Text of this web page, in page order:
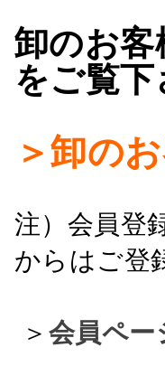
卸のお
をご覧下
＞卸の
注）会員登
からはご登
＞ 会員ペ